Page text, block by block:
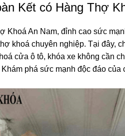
Kết có Hàng Thợ
Khoá An Nam, đỉnh cao sức
khoá chuyên nghiệp. Tại đây,
cửa ô tô, khóa xe không cần
phá sức mạnh độc đáo của